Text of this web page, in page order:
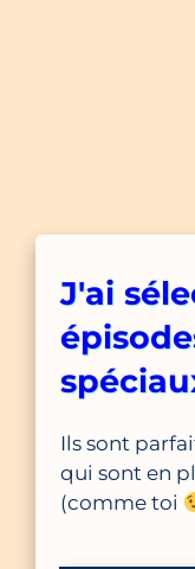
J'ai
Ils sont
qui sont en
(comme toi